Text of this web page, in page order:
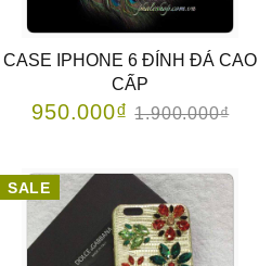
CASE IPHONE 6 ĐÍNH ĐÁ CAO
CẤP
950.000₫1.900.000₫
SALE